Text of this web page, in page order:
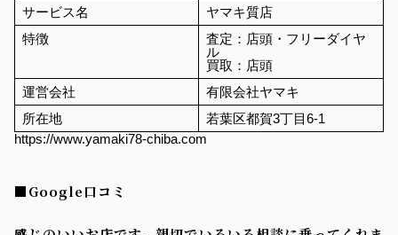
サービス名
ヤマキ質店
特徴
査定：店頭・フリーダイヤ
ル
買取：店頭
運営会社
有限会社ヤマキ
所在地
若葉区都賀3丁目6-1
https://www.yamaki78-chiba.com
■Google口コミ